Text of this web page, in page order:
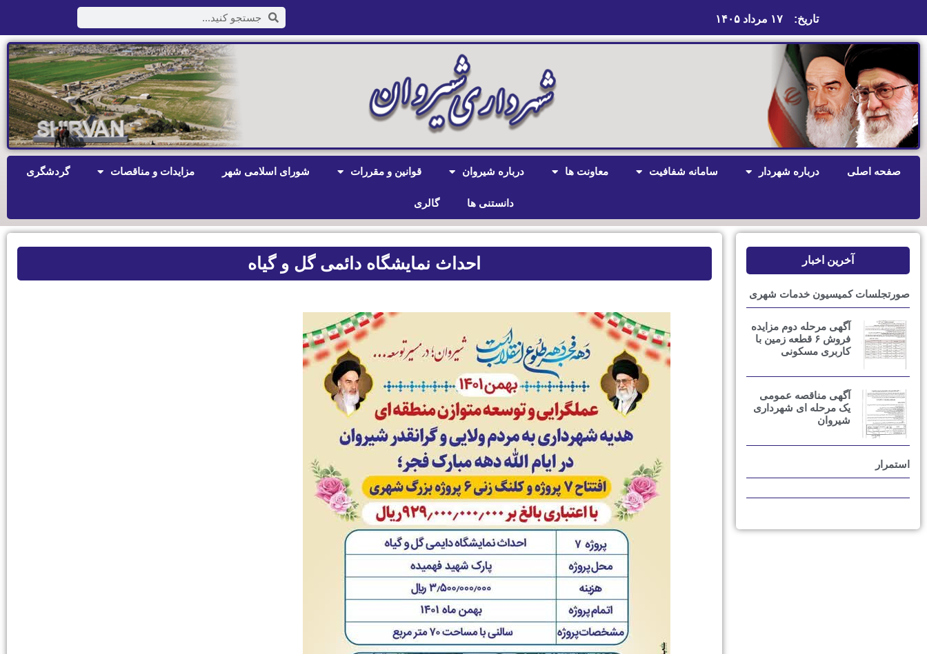
تاریخ: ۱۷ مرداد ۱۴۰۵
صفحه اصلی درباره شهردار سامانه شفافیت معاونت ها درباره شیروان قوانین و مقررات شورای اسلامی شهر مزایدات و مناقصات گردشگری
دانستنی ها گالری
آخرین اخبار
صورتجلسات کمیسیون خدمات شهری
آگهی مرحله دوم مزایده
فروش ۶ قطعه زمین با
کاربری مسکونی
آگهی مناقصه عمومی
یک مرحله ای شهرداری
شیروان
استمرار
احداث نمایشگاه دائمی گل و گیاه